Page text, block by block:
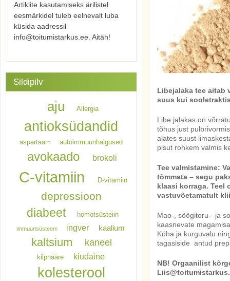
Libejalaka tee aitab
suus kui
Libe jalakas on
tõhus just
alates suust
pisut rohkem valmis
Tee valmistamine:
tõmmata – segu
klaasi korraga.
vastuvõetamatult
Mao-, söögitoru- ja
kaasnevate
Köha ja kurguvalu
tagasiside antud
NB! Orgaanilist
Artiklite kasutamiseks ärilistel
eesmärkidel tuleb eelnevalt luba
küsida aadressil
info@toitumistarkus.ee. Aitäh!
Sildipilv
aju Allergia
antioksüdandid
aspartaam autoimmuunhaigused
avokaado brokoli
C-vitamiin D-vitamiin
depressioon
diabeet homotsüsteiin
immuunsüsteem ingver kaalium
kaltsium kaneel
kilpnääre kiudaine
kolesterool